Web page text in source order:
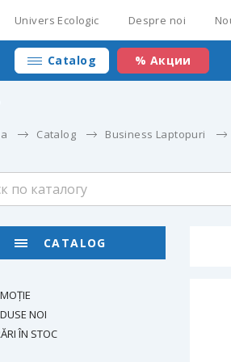
Univers Ecologic Despre noi
Catalog % Акции
Catalog Business Laptopuri
CATALOG
NOI
ÎN STOC